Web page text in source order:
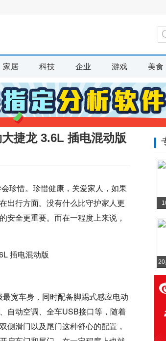
家居 科技 企业 游戏 美食
捷龙 3.6L 插电混动版
珍惜。珍惜健康，关爱家人，如果
出行方面。没有什么比守护家人更
安全更重要。而在一程度上来说，
宽车身，同时配备脚踢式感应电动
自动空调、全车USB接口等，随着
侧滑门以及尾门这种舒心的配置，
20